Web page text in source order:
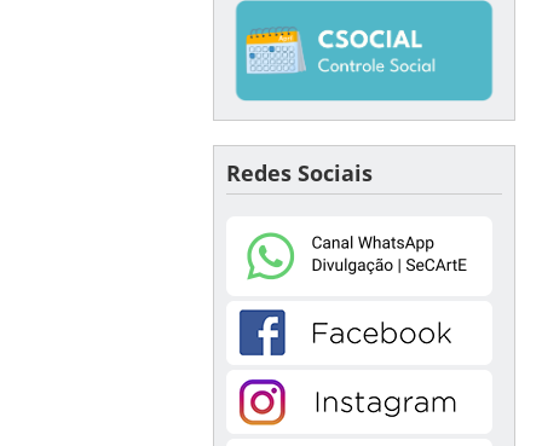
Redes Sociais